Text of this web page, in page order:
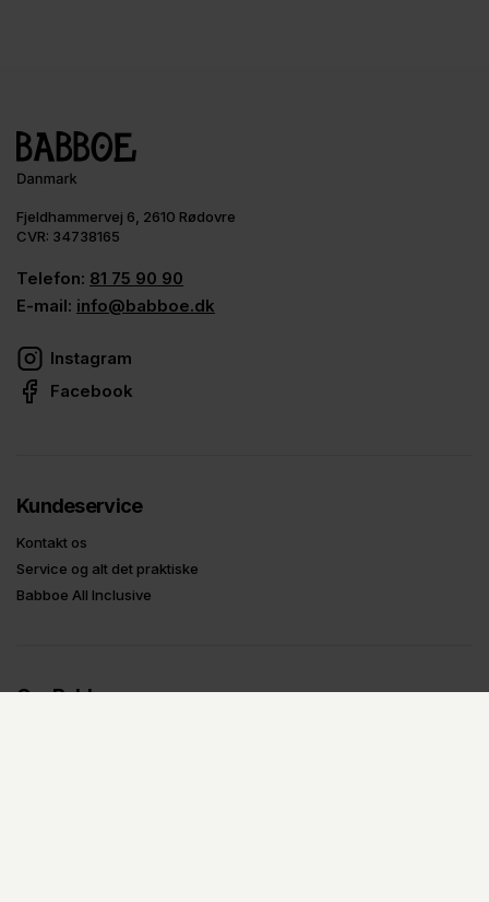
Fjeldhammervej 6, 2610 Rødovre
CVR: 34738165
Telefon: 81 75 90 90
E-mail: info@babboe.dk
Instagram
Facebook
Kundeservice
Kontakt os
Service og alt det praktiske
Babboe All Inclusive
Om Babboe